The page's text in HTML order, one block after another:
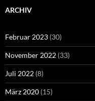
ARCHIV
Februar 2023 (30)
November 2022 (33)
Juli 2022 (8)
März 2020 (15)